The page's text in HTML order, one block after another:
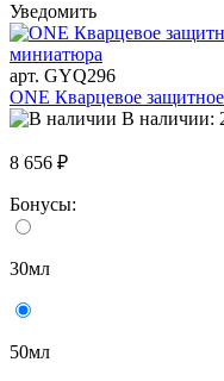
Уведомить
арт. GYQ296
ONE Кварцевое
В наличии:
8 656 ₽
Бонусы:
30мл
50мл